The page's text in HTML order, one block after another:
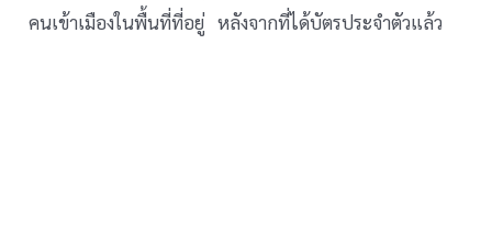
คนเข้าเมืองในพื้นที่ที่อยู่ หลังจากที่ได้บัตรประจำตัวแล้ว